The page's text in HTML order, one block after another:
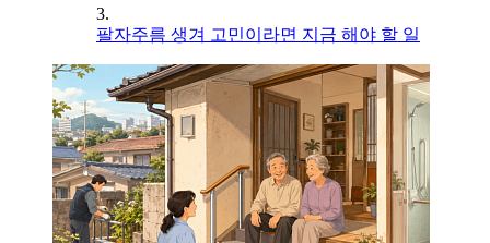
3.
팔자주름 생겨 고민이라면 지금 해야 할 일